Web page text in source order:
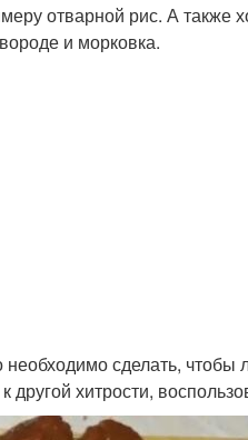
отварной рис. А также
и морковка.
сделать,
хитрости,